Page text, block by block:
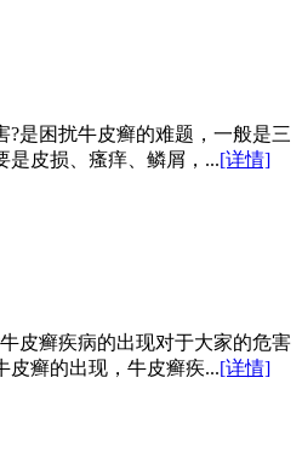
?是困扰牛皮癣的难题，一般是三
是皮损、瘙痒、鳞屑，...[详情]
皮癣疾病的出现对于大家的危害
皮癣的出现，牛皮癣疾...[详情]